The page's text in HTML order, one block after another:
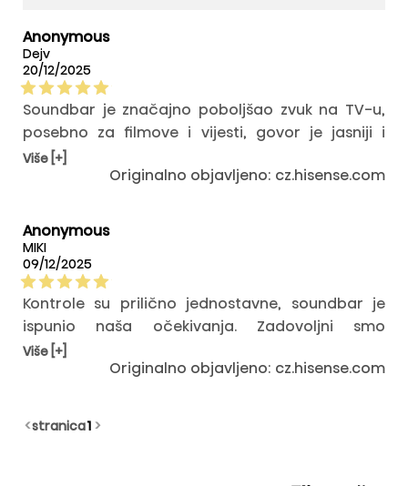
Anonymous
Dejv
20/12/2025
Soundbar je značajno poboljšao zvuk na TV-u,
posebno za filmove i vijesti, govor je jasniji i
razumljiviji. Bilo ga je lako povezati i od tada radi
bez ikakvih problema. Za normalnu kućnu
Više [+]
Originalno objavljeno: cz.hisense.com
Anonymous
MIKI
09/12/2025
Kontrole su prilično jednostavne, soundbar je
ispunio naša očekivanja. Zadovoljni smo
kvalitetom, zvuk je odličan.
Više [+]
Originalno objavljeno: cz.hisense.com
<stranica1 >